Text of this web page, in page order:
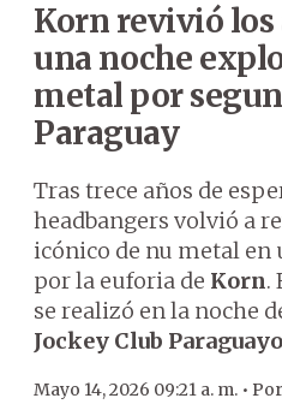
Korn revivió los
una noche
metal por
Paraguay
Tras trece años de
headbangers volvió a
icónico de nu metal en
por la euforia de Korn.
se realizó en la noche
Jockey Club Paraguayo
Mayo 14, 2026 09:21 a. m. • Por